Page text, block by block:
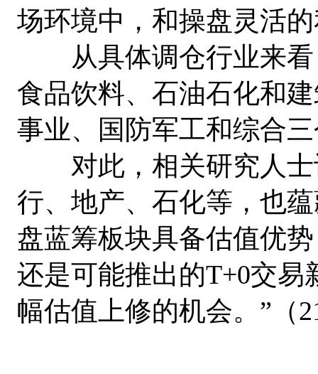
场环境中，和操盘灵活
从具体调仓行业来看
食品饮料、石油石化和
事业、国防军工和综合
对此，相关研究人士
行、地产、石化等，也
盘蓝筹板块具备估值优
还是可能推出的T+0交
幅估值上修的机会。”（